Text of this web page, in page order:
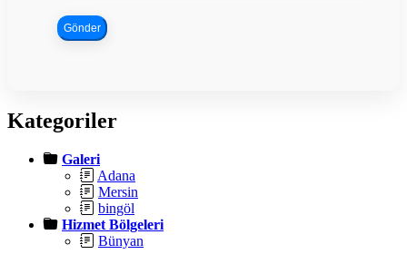
Gönder
Kategoriler
Galeri
Adana
Mersin
bingöl
Hizmet Bölgeleri
Bünyan